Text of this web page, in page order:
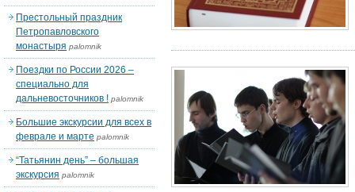
Престольный праздник
Петропавловского
монастыря palomnik
Поездки по России 2026 –
специально для
дальневосточников ! palomnik
Большие экскурсии для всех в
феврале и марте palomnik
“Татьянин день” – большая
экскурсия palomnik